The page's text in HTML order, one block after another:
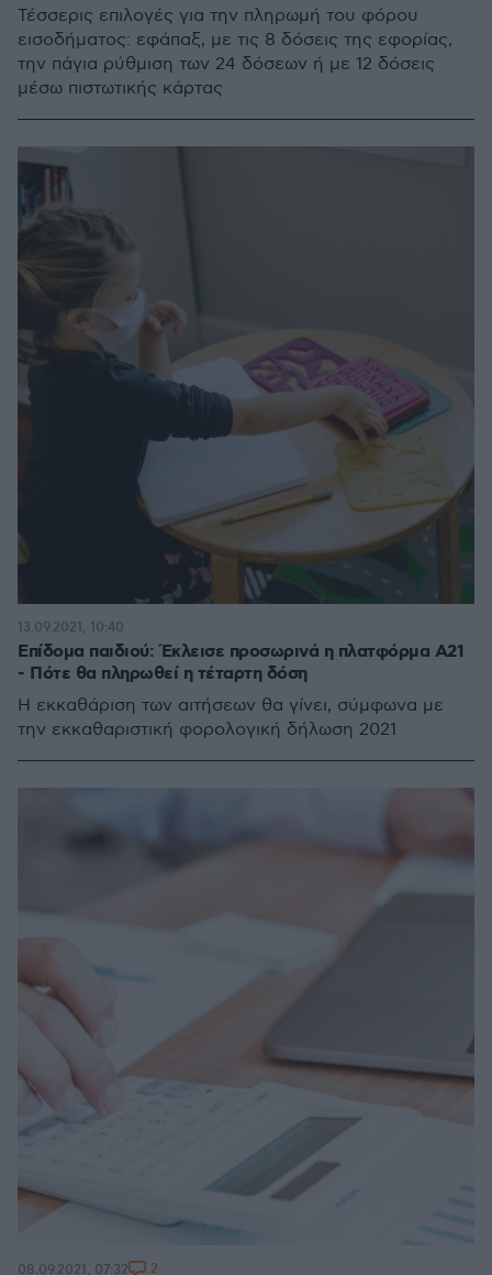
Τέσσερις επιλογές για την πληρωμή του φόρου
εισοδήματος: εφάπαξ, με τις 8 δόσεις της εφορίας,
την πάγια ρύθμιση των 24 δόσεων ή με 12 δόσεις
μέσω πιστωτικής κάρτας
Επίδομα παιδιού: Έκλεισε προσωρινά η πλατφόρμα Α21
- Πότε θα πληρωθεί η τέταρτη δόση
Η εκκαθάριση των αιτήσεων θα γίνει, σύμφωνα με
την εκκαθαριστική φορολογική δήλωση 2021
13.09.2021, 10:40
08.09.2021, 07:32 2